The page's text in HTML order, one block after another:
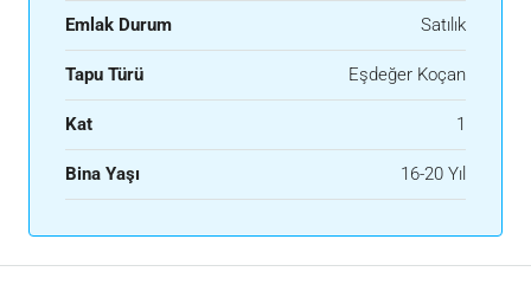
Emlak Durum Satılık
Tapu Türü Eşdeğer Koçan
Kat 1
Bina Yaşı 16-20 Yıl